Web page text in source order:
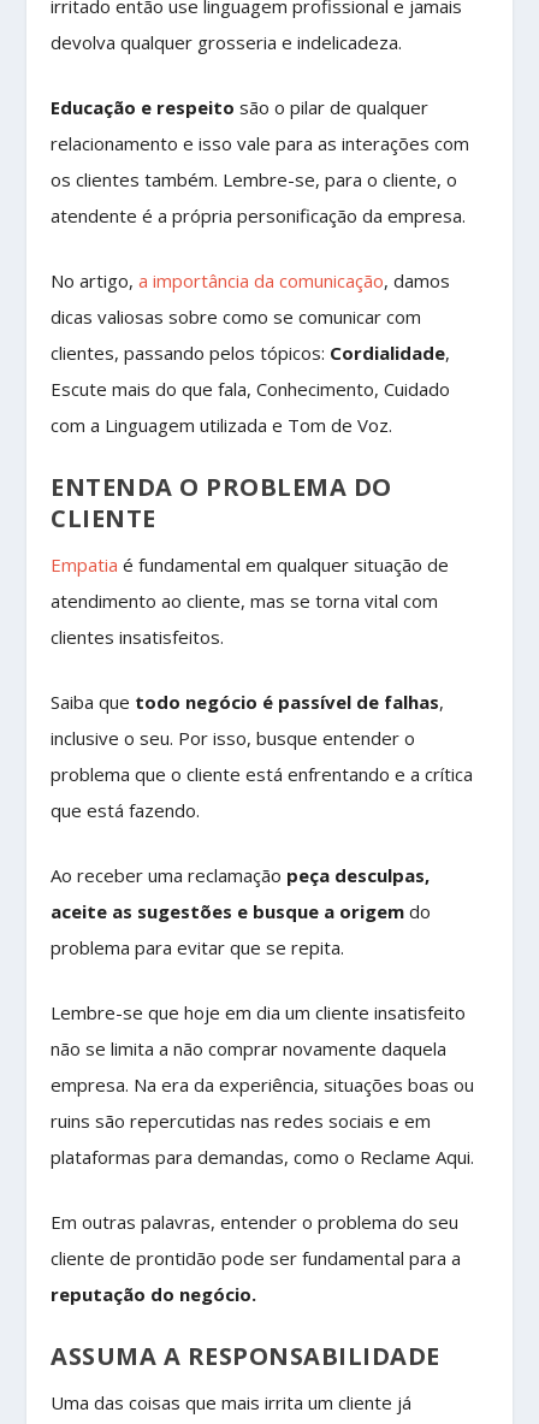
irritado então use linguagem profissional e jamais
devolva qualquer grosseria e indelicadeza.
Educação e respeito são o pilar de qualquer
relacionamento e isso vale para as interações com
os clientes também. Lembre-se, para o cliente, o
atendente é a própria personificação da empresa.
No artigo,a importância da comunicação, damos
dicas valiosas sobre como se comunicar com
clientes, passando pelos tópicos: Cordialidade,
Escute mais do que fala, Conhecimento, Cuidado
com a Linguagem utilizada e Tom de Voz.
ENTENDA O PROBLEMA DO
CLIENTE
Empatia é fundamental em qualquer situação de
atendimento ao cliente, mas se torna vital com
clientes insatisfeitos.
Saiba que todo negócio é passível de falhas,
inclusive o seu. Por isso, busque entender o
problema que o cliente está enfrentando e a crítica
que está fazendo.
Ao receber uma reclamação peça desculpas,
aceite as sugestões e busque a origem do
problema para evitar que se repita.
Lembre-se que hoje em dia um cliente insatisfeito
não se limita a não comprar novamente daquela
empresa. Na era da experiência, situações boas ou
ruins são repercutidas nas redes sociais e em
plataformas para demandas, como o Reclame Aqui.
Em outras palavras, entender o problema do seu
cliente de prontidão pode ser fundamental para a
reputação do negócio.
ASSUMA A RESPONSABILIDADE
Uma das coisas que mais irrita um cliente já